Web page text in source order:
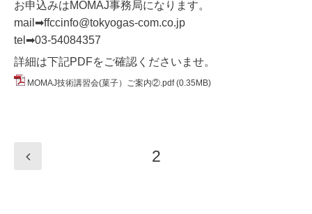
お申込みはMOMAJ事務局になります。
mail ➡ffccinfo@tokyogas-com.co.jp
tel ➡03-54084357
詳細は下記PDFをご確認くださいませ。
MOMAJ技術講習会(菓子）ご案内②.pdf (0.35MB)
2